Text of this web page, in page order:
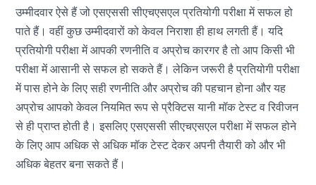
उम्मीदवार ऐसे हैं जो एसएससी सीएचएसएल प्रतियोगी परीक्षा में सफल हो
पाते हैं। वहीं कुछ उम्मीदवारों को केवल निराशा ही हाथ लगती हैं। यदि
प्रतियोगी परीक्षा में आपकी रणनीति व अप्रोच कारगर है तो आप किसी भी
परीक्षा में आसानी से सफल हो सकते हैं। लेकिन जरूरी है प्रतियोगी परीक्षा
में पास होने के लिए सही रणनीति और अप्रोच की पहचान होना और यह
अप्रोच आपको केवल नियमित रूप से प्रैक्टिस यानी मॉक टेस्ट व रिवीजन
से ही प्राप्त होती है। इसलिए एसएससी सीएचएसएल परीक्षा में सफल होने
के लिए आप अधिक से अधिक मॉक टेस्ट देकर अपनी तैयारी को और भी
अधिक बेहतर बना सकते हैं।